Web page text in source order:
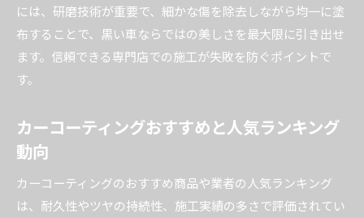
には、研磨技術が重要で、細かな傷を除去しながら均一に塗
布することで、黒い車ならではの美しさを最大限に引き出せ
ます。信頼できる専門店での施工が失敗を防ぐポイントで
す。
カーコーティングおすすめと人気ランキング
動向
カーコーティングのおすすめ商品や業者の人気ランキング
は、耐久性やツヤの持続性、施工実績の多さで評価されてい